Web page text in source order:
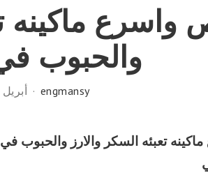
ماكينه
والحبوب
engmansy أبريل 24, 2019